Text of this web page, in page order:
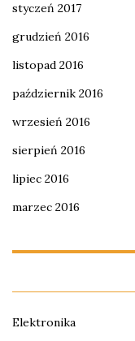
styczeń 2017
grudzień 2016
listopad 2016
październik 2016
wrzesień 2016
sierpień 2016
lipiec 2016
marzec 2016
Elektronika